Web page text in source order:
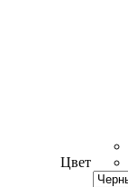
Цвет